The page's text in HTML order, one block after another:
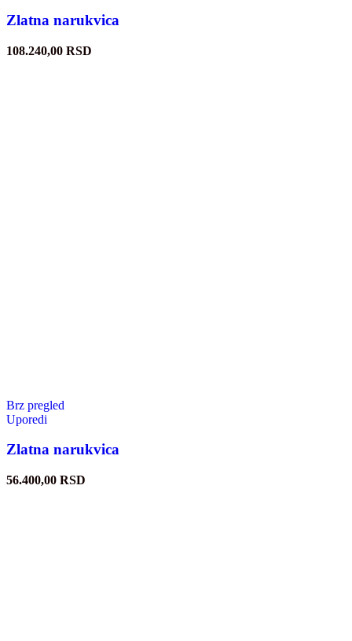
Zlatna narukvica
108.240,00 RSD
Brz pregled
Uporedi
Zlatna narukvica
56.400,00 RSD